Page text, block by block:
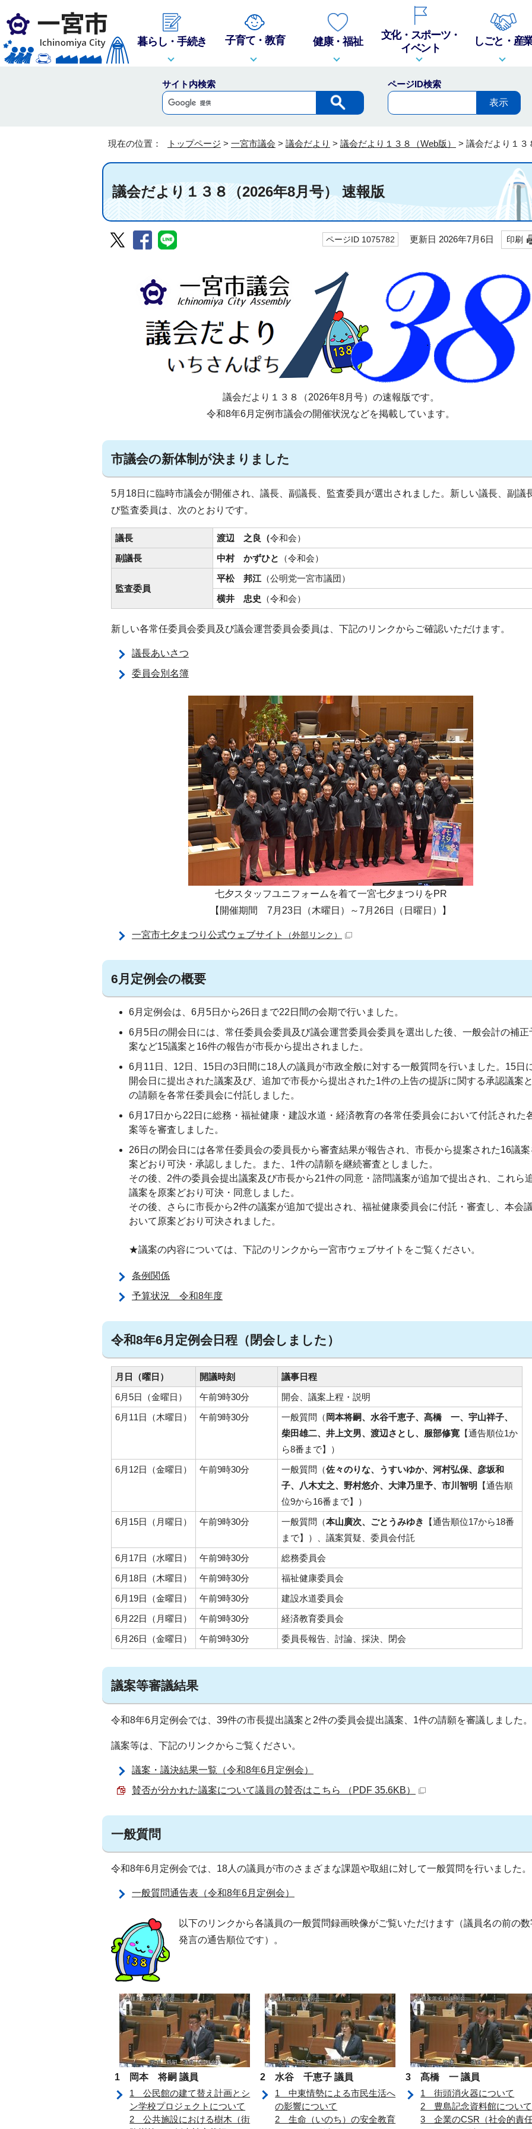
暮らし・手続き 子育て・教育 健康・福祉
文化・スポーツ・
イベント
しごと・産
サイト内検索 ページID検索
現在の位置： トップページ > 一宮市議会 > 議会だより > 議会だより１３８（Web版） > 議会だより１３
議会だより１３８（2026年8月号） 速報版
ページID 1075782 更新日 2026年7月6日 印刷
議会だより１３８（2026年8月号）の速報版です。
令和8年6月定例市議会の開催状況などを掲載しています。
市議会の新体制が決まりました
5月18日に臨時市議会が開催され、議長、副議長、監査委員が選出されました。新しい議長、副議
び監査委員は、次のとおりです。
議長 渡辺 之良（令和会）
副議長
中村 かずひと （令和会）
監査委員
平松 邦江 （公明党一宮市議団）
横井 忠史 （令和会）
新しい各常任委員会委員及び議会運営委員会委員は、下記のリンクからご確認いただけます。
議長あいさつ
委員会別名簿
七夕スタッフユニフォームを着て一宮七夕まつりをPR
【開催期間 7月23日（木曜日）～7月26日（日曜日）】
一宮市七夕まつり公式ウェブサイト （外部リンク）
6月定例会の概要
6月定例会は、6月5日から26日まで22日間の会期で行いました。
6月5日の開会日には、常任委員会委員及び議会運営委員会委員を選出した後、一般会計の補正
案など15議案と16件の報告が市長から提出されました。
6月11日、12日、15日の3日間に18人の議員が市政全般に対する一般質問を行いました。15日
開会日に提出された議案及び、追加で市長から提出された1件の上告の提訴に関する承認議案
の請願を各常任委員会に付託しました。
6月17日から22日に総務・福祉健康・建設水道・経済教育の各常任委員会において付託された
案等を審査しました。
26日の閉会日には各常任委員会の委員長から審査結果が報告され、市長から提案された16議
案どおり可決・承認しました。また、1件の請願を継続審査としました。
その後、2件の委員会提出議案及び市長から21件の同意・諮問議案が追加で提出され、これら
議案を原案どおり可決・同意しました。
その後、さらに市長から2件の議案が追加で提出され、福祉健康委員会に付託・審査し、本会
おいて原案どおり可決されました。
★議案の内容については、下記のリンクから一宮市ウェブサイトをご覧ください。
条例関係
予算状況 令和8年度
令和8年6月定例会日程（閉会しました）
月日（曜日） 開議時刻
議事日程
6月5日（金曜日）
午前9時30分
開会、議案上程・説明
6月11日（木曜日）
午前9時30分 一般質問（ 岡本将嗣、水谷千恵子、髙橋 一、宇山祥子、
柴田雄二、井上文男、渡辺さとし、服部修寛 【通告順位1か
ら8番まで】）
6月12日（金曜日）
午前9時30分 一般質問（佐々のりな、うすいゆか、河村弘保、彦坂和
子、八木丈之、野村悠介、大津乃里予、市川智明
【通告順
位9から16番まで】）
6月15日（月曜日）
午前9時30分 一般質問（本山廣次、ごとうみゆき
【通告順位17から18番
まで】）、議案質疑、委員会付託
6月17日（水曜日）
午前9時30分
総務委員会
6月18日（木曜日）
午前9時30分
福祉健康委員会
6月19日（金曜日）
午前9時30分
建設水道委員会
6月22日（月曜日）
午前9時30分
経済教育委員会
6月26日（金曜日）
午前9時30分 委員長報告、討論、採決、閉会
議案等審議結果
令和8年6月定例会では、39件の市長提出議案と2件の委員会提出議案、1件の請願を審議しました。
議案等は、下記のリンクからご覧ください。
議案・議決結果一覧（令和8年6月定例会）
賛否が分かれた議案について議員の賛否はこちら （PDF 35.6KB）
一般質問
令和8年6月定例会では、18人の議員が市のさまざまな課題や取組に対して一般質問を行いました。
一般質問通告表（令和8年6月定例会）
以下のリンクから各議員の一般質問録画映像がご覧いただけます（議員名の前の
発言の通告順位です）。
1 岡本 将嗣 議員
1 公民館の建て替え計画とシ
ン学校プロジェクトについて
2 公共施設における樹木（街
2 水谷 千恵子 議員
1 中東情勢による市民生活へ
の影響について
2 生命（いのち）の安全教育
3 髙橋 一 議員
1 街頭消火器について
2 豊島記念資料館について
3 企業のCSR（社会的責